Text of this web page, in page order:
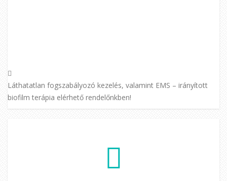
Láthatatlan fogszabályozó kezelés, valamint EMS – irányított
biofilm terápia elérhető rendelőnkben!